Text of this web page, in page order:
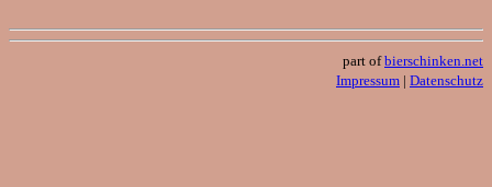
part ofbierschinken.net
Impressum | Datenschutz